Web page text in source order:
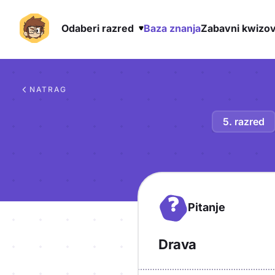
Odaberi razred Baza znanjaZabavni
NATRAG
5. razred
? Pitanje
Drava